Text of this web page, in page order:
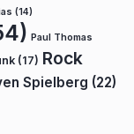
(14)
Paul Thomas
(17) Rock
Spielberg (22)